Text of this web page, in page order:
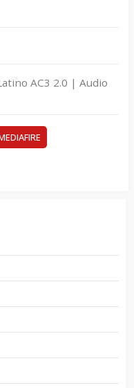
AC3 2.0 | Audio